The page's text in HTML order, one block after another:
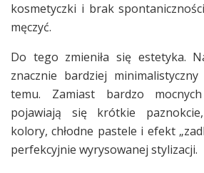
kosmetyczki i brak
męczyć.
Do tego zmieniła się estetyka.
znacznie bardziej
temu. Zamiast bardzo
pojawiają się krótkie
kolory, chłodne pastele i efekt
perfekcyjnie wyrysowanej stylizacji.